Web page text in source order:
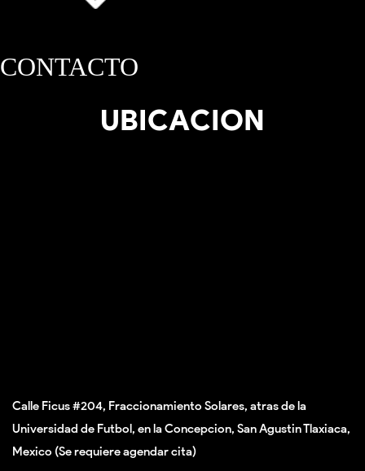
CONTACTO
UBICACION
Calle Ficus #204, Fraccionamiento Solares, atras de la
Universidad de Futbol, en la Concepcion, San Agustin Tlaxiaca,
Mexico (Se requiere agendar cita)